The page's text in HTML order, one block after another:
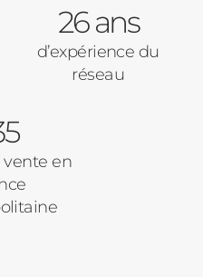
26 ans
d’expérience du
réseau
vente en